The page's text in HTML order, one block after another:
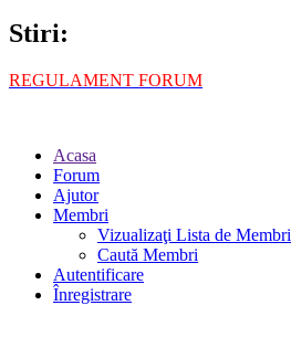
Stiri:
REGULAMENT FORUM
Acasa
Forum
Ajutor
Membri
Vizualizaţi Lista de Membri
Caută Membri
Autentificare
Înregistrare